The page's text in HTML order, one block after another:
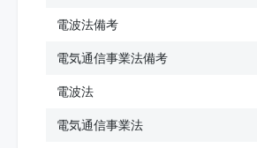
電波法備考
電気通信事業法備考
電波法
電気通信事業法